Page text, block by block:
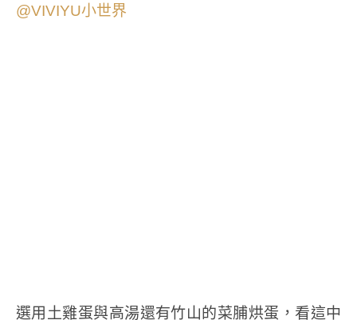
選用土雞蛋與高湯還有竹山的菜脯烘蛋，看這中